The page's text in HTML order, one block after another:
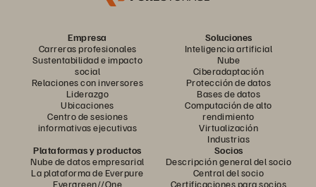
Empresa
Carreras profesionales
Sustentabilidad e impacto
social
Relaciones con inversores
Liderazgo
Ubicaciones
Centro de sesiones
informativas ejecutivas
Soluciones
Inteligencia artificial
Nube
Ciberadaptación
Protección de datos
Bases de datos
Computación de alto
rendimiento
Virtualización
Industrias
Plataformas y productos
Nube de datos empresarial
La plataforma de Everpure
Evergreen//One
Socios
Descripción general del socio
Central del socio
Certificaciones para socios